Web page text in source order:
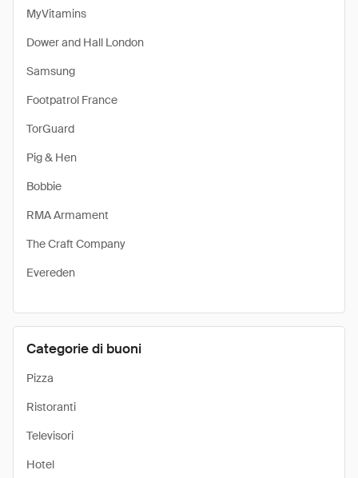
MyVitamins
Dower and Hall London
Samsung
Footpatrol France
TorGuard
Pig & Hen
Bobbie
RMA Armament
The Craft Company
Evereden
Categorie di buoni
Pizza
Ristoranti
Televisori
Hotel